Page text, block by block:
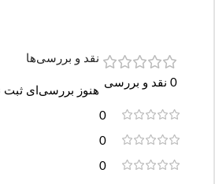
0 نقد و بررسی
0
0
0
نقد و بررسی‌ها
هنوز بررسی‌ای